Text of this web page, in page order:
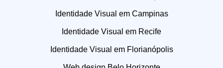
Identidade Visual em Campinas
Identidade Visual em Recife
Identidade Visual em Florianópolis